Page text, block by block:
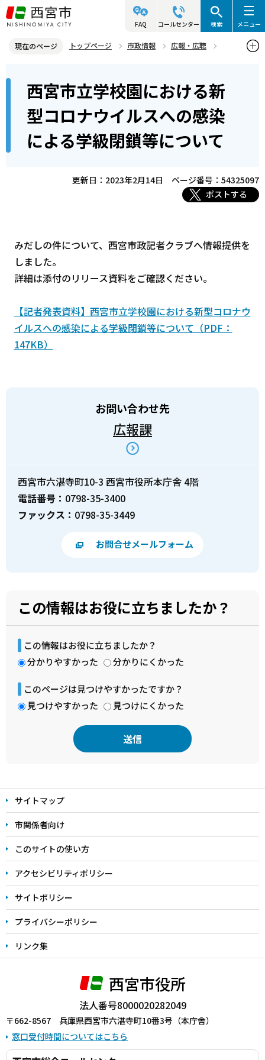
こ
の
ジ
す
FAQ コールセンター 検索 メニュー
現在のページ トップページ 市政情報
広報・広聴
西宮市立学校園における新型コロナウイルスへの感染による学級閉鎖
等について
ら
西宮市立学校園における新
型コロナウイルスへの感染
による学級閉鎖等について
更新日：2023年2月14日
ページ番号：54325097
ポストする
みだしの件について、西宮市政記者クラブへ情報提供を
しました。
詳細は添付のリリース資料をご確認ください。
【記者発表資料】西宮市立学校園における新型コロナウ
イルスへの感染による学級閉鎖等について（PDF：
147KB）
お問い合わせ先
広報課
西宮市六湛寺町10-3 西宮市役所本庁舎 4階
電話番号： 0798-35-3400
ファックス： 0798-35-3449
お問合せメールフォーム
この情報はお役に立ちましたか？
この情報はお役に立ちましたか？
分かりやすかった
分かりにくかった
このページは見つけやすかったですか？
見つけやすかった
見つけにくかった
文
こ
こ
ま
で
サイトマップ
市関係者向け
このサイトの使い方
アクセシビリティポリシー
サイトポリシー
プライバシーポリシー
リンク集
西宮市役所
法人番号8000020282049
〒662-8567 兵庫県西宮市六湛寺町10番3号（本庁舎）
窓口受付時間についてはこちら